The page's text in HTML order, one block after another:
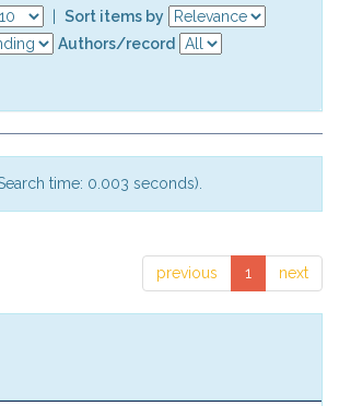
Sort items by
Authors/record
time: 0.003 seconds).
previous 1 next